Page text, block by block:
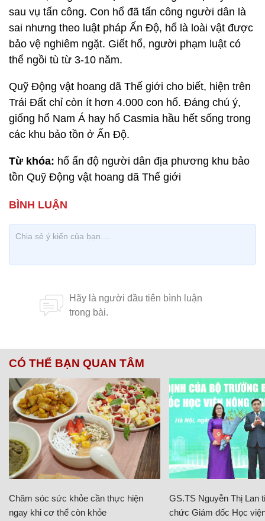
sau vụ tấn công. Con hổ đã tấn công người dân là
sai nhưng theo luật pháp Ấn Độ, hổ là loài vật được
bảo vệ nghiêm ngặt. Giết hổ, người phạm luật có
thể ngồi tù từ 3-10 năm.
Quỹ Động vật hoang dã Thế giới cho biết, hiện trên
Trái Đất chỉ còn ít hơn 4.000 con hổ. Đáng chú ý,
giống hổ Nam Á hay hổ Casmia hầu hết sống trong
các khu bảo tồn ở Ấn Độ.
Từ khóa: hổ ấn độ người dân địa phương khu bảo
tồn Quỹ Động vật hoang dã Thế giới
CÓ THỂ BẠN QUAN TÂM
Chăm sóc sức khỏe cần thực hiện
ngay khi cơ thể còn khỏe
GS.TS Nguyễn Thị Lan
chức Giám đốc Học